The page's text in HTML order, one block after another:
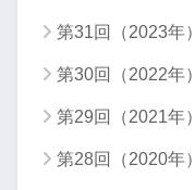
第31回（2023年）
第30回（2022年）
第29回（2021年）
第28回（2020年）